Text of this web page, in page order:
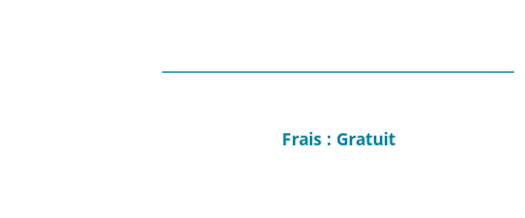
Frais : Gratuit